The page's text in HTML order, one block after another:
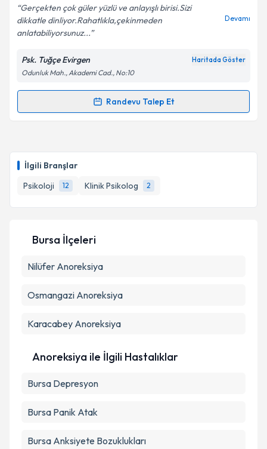
İlgili Branşlar
Psikoloji
12 Klinik Psikolog 2
Metni'ni okudum ve kişisel verilerimin belirtilen
kapsamda işlenmesini kabul ediyorum.
Takvim Talebini Gönder
Gerçekten çok güler yüzlü ve anlayışlı birisi.Sizi
dikkatle dinliyor.Rahatlıkla,çekinmeden
anlatabiliyorsunuz...
Devamı
Psk. Tuğçe Evirgen Haritada Göster
Odunluk Mah., Akademi Cad., No:10
Randevu Talep Et
Randevu Takvimi Talebi
takvim hazırlandığında e-posta ile bilgilendireceğiz.
E-posta Adresiniz
Metni'ni okudum ve kişisel verilerimin belirtilen
Bursa İlçeleri
Nilüfer Anoreksiya
Osmangazi Anoreksiya
Karacabey Anoreksiya
Anoreksiya ile İlgili Hastalıklar
Bursa Depresyon
Bursa Panik Atak
Bursa Anksiyete Bozuklukları